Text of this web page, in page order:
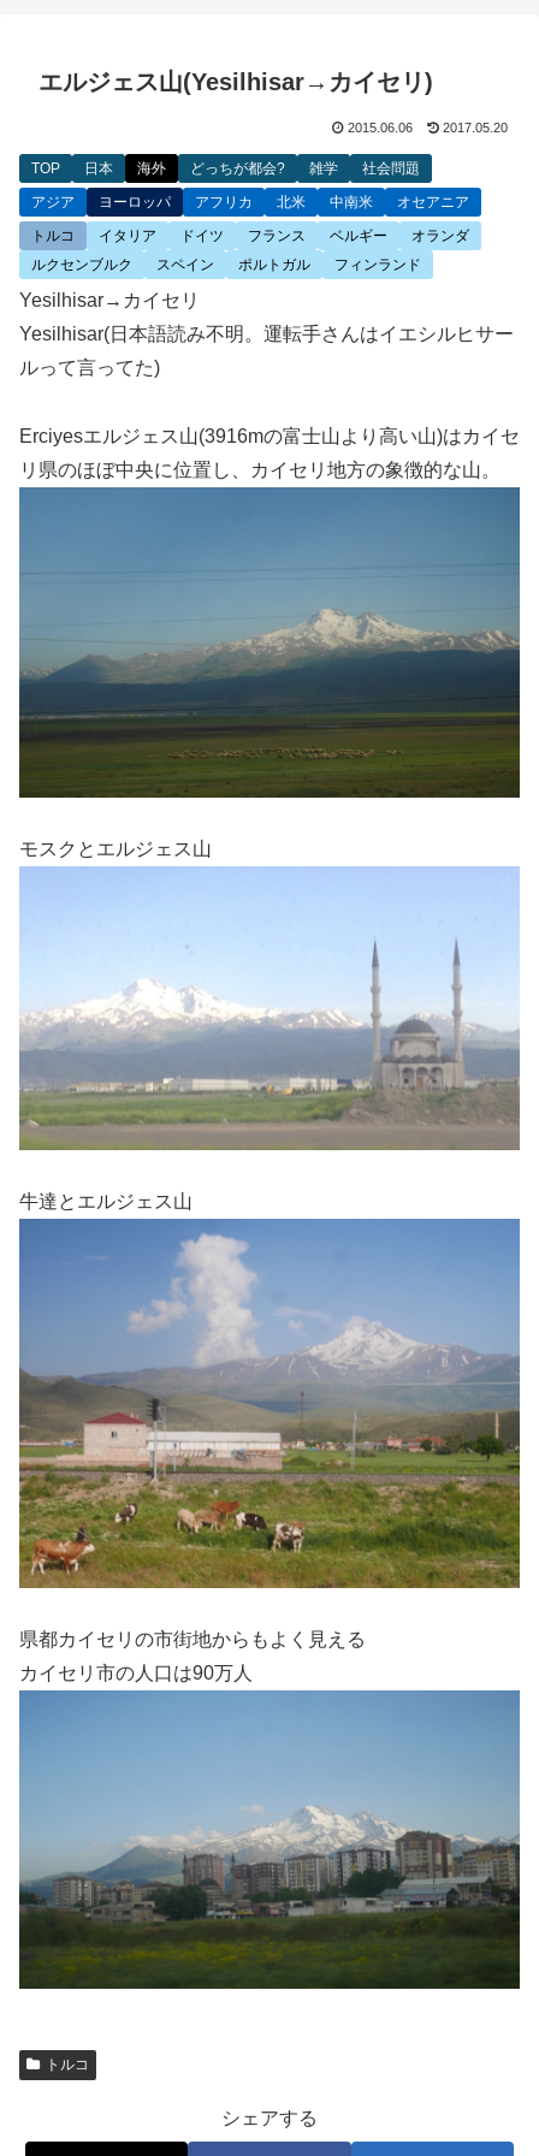
エルジェス山(Yesilhisar→カイセリ)
2015.06.06 2017.05.20
TOP 日本 海外 どっちが都会? 雑学 社会問題
アジア ヨーロッパ アフリカ 北米 中南米 オセアニア
トルコ イタリア ドイツ フランス ベルギー
オランダ
ルクセンブルク
スペイン ポルトガル フィンランド
Yesilhisar→カイセリ
Yesilhisar(日本語読み不明。運転手さんはイエシルヒサー
ルって言ってた)
Erciyesエルジェス山(3916mの富士山より高い山)はカイセ
リ県のほぼ中央に位置し、カイセリ地方の象徴的な山。
モスクとエルジェス山
牛達とエルジェス山
県都カイセリの市街地からもよく見える
カイセリ市の人口は90万人
トルコ
シェアする